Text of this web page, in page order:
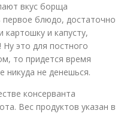
вкус борща
блюдо, достаточно
картошку и капусту,
Ну это для постного
то придется время
никуда не денешься.
консерванта
Вес продуктов указан в